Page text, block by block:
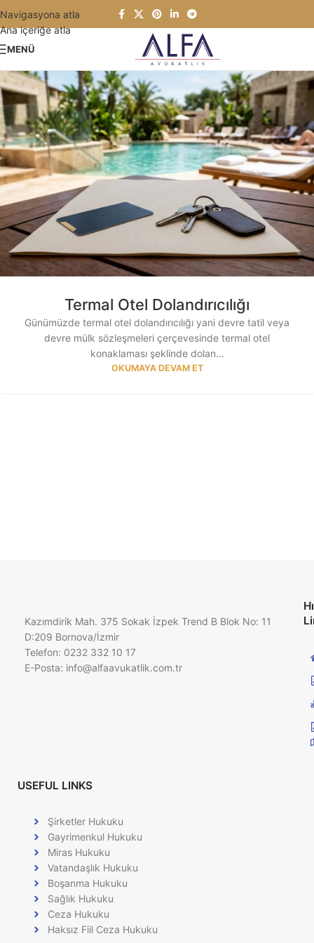
Navigasyona atla
Ana içeriğe atla
MENÜ
Termal Otel Dolandırıcılığı
Günümüzde termal otel dolandırıcılığı yani devre tatil veya
devre mülk sözleşmeleri çerçevesinde termal otel
konaklaması şeklinde dolan...
OKUMAYA DEVAM ET
Kazımdirik Mah. 375 Sokak İzpek Trend B Blok No: 11
D:209 Bornova/İzmir
Telefon: 0232 332 10 17
E-Posta: info@alfaavukatlik.com.tr
USEFUL LINKS
Şirketler Hukuku
Gayrimenkul Hukuku
Miras Hukuku
Vatandaşlık Hukuku
Boşanma Hukuku
Sağlık Hukuku
Ceza Hukuku
Haksız Fiil Ceza Hukuku